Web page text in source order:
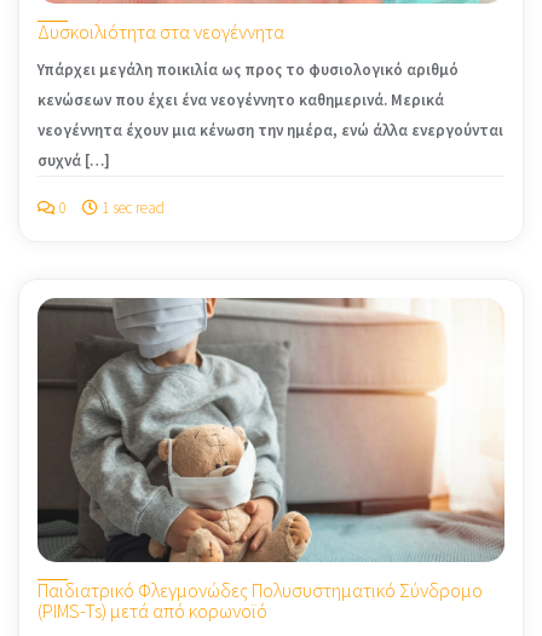
Δυσκοιλιότητα στα νεογέννητα
Υπάρχει μεγάλη ποικιλία ως προς το φυσιο­λογικό αριθμό
κενώσεων που έχει ένα νεο­γέννητο καθημερινά. Μερικά
νεογέννητα έχουν μια κένωση την ημέρα, ενώ άλλα ενερ­γούνται
συχνά […]
0 1 sec read
Παιδιατρικό Φλεγμονώδες Πολυσυστηματικό Σύνδρομο
(PIMS-Ts) μετά από κορωνοϊό